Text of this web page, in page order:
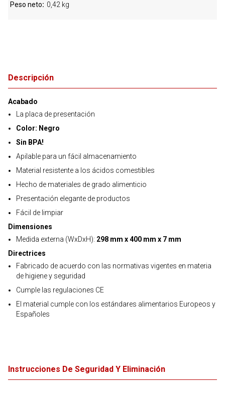
Descripción
Acabado
La placa de presentación
Color: Negro
Sin BPA!
Apilable para un fácil almacenamiento
Material resistente a los ácidos comestibles
Hecho de materiales de grado alimenticio
Presentación elegante de productos
Fácil de limpiar
Dimensiones
Medida externa (WxDxH): 298 mm x 400 mm x 7 mm
Directrices
Fabricado de acuerdo con las normativas vigentes en materia
de higiene y seguridad
Cumple las regulaciones CE
El material cumple con los estándares alimentarios Europeos y
Españoles
Peso neto 0,42 kg
Instrucciones De Seguridad Y Eliminación